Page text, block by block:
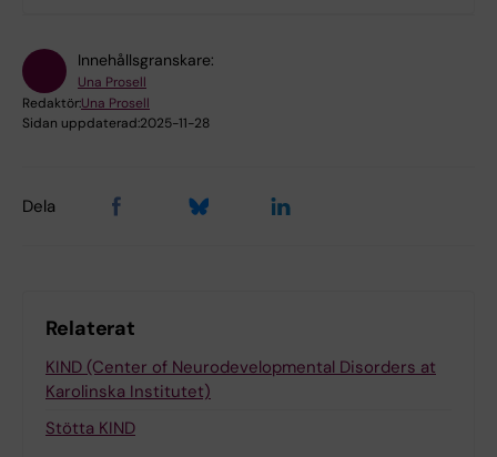
Innehållsgranskare:
Una Prosell
Redaktör:Una Prosell
Sidan uppdaterad:2025-11-28
Dela
Relaterat
KIND (Center of Neurodevelopmental Disorders at
Karolinska Institutet)
Stötta KIND